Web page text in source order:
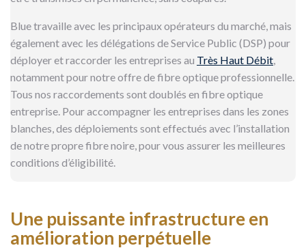
Blue travaille avec les principaux opérateurs du marché, mais
également avec les délégations de Service Public (DSP) pour
déployer et raccorder les entreprises au Très Haut Débit
notamment pour notre offre de fibre optique professionnelle.
Tous nos raccordements sont doublés en fibre optique
entreprise. Pour accompagner les entreprises dans les zones
blanches, des déploiements sont effectués avec l’installation
de notre propre fibre noire, pour vous assurer les meilleures
conditions d’éligibilité.
Une puissante infrastructure en
amélioration perpétuelle